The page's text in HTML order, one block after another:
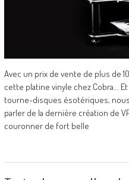
Avec un prix de vente de plus de
cette platine vinyle chez Cobra...
tourne-disques ésotériques,
parler de la dernière création de
couronner de fort belle